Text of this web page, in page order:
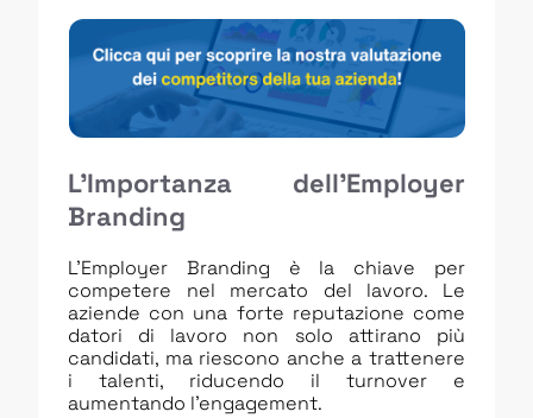
L’Importanza dell’Employer
Branding
L’Employer Branding è la chiave per
competere nel mercato del lavoro. Le
aziende con una forte reputazione come
datori di lavoro non solo attirano più
candidati, ma riescono anche a trattenere
i talenti, riducendo il turnover e
aumentando l’engagement.